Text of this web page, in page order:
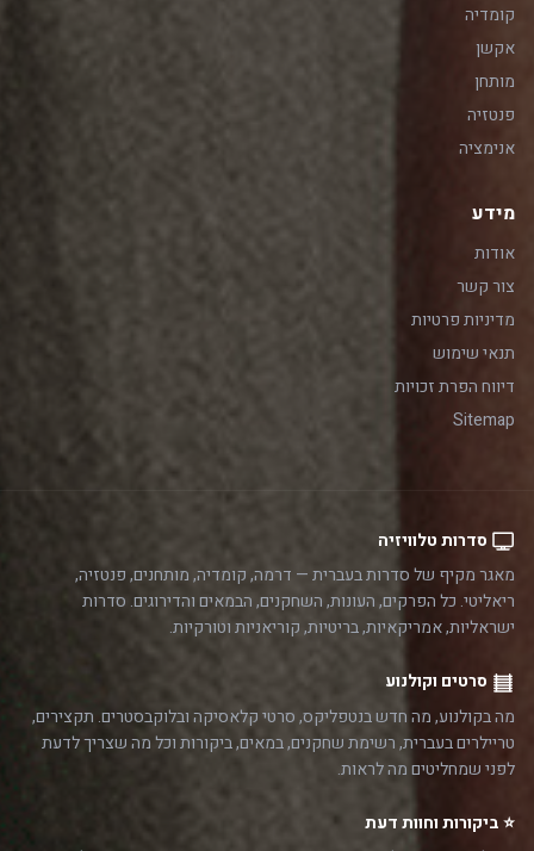
קומדיה
אקשן
מותחן
פנטזיה
אנימציה
מידע
אודות
צור קשר
מדיניות פרטיות
תנאי שימוש
דיווח הפרת זכויות
Sitemap
סדרות טלוויזיה
מאגר מקיף של סדרות בעברית — דרמה, קומדיה, מותחנים, פנטזיה,
ריאליטי. כל הפרקים, העונות, השחקנים, הבמאים והדירוגים. סדרות
ישראליות, אמריקאיות, בריטיות, קוריאניות וטורקיות.
סרטים וקולנוע
מה בקולנוע, מה חדש בנטפליקס, סרטי קלאסיקה ובלוקבסטרים. תקצירים,
טריילרים בעברית, רשימת שחקנים, במאים, ביקורות וכל מה שצריך לדעת
לפני שמחליטים מה לראות.
⭐ ביקורות וחוות דעת